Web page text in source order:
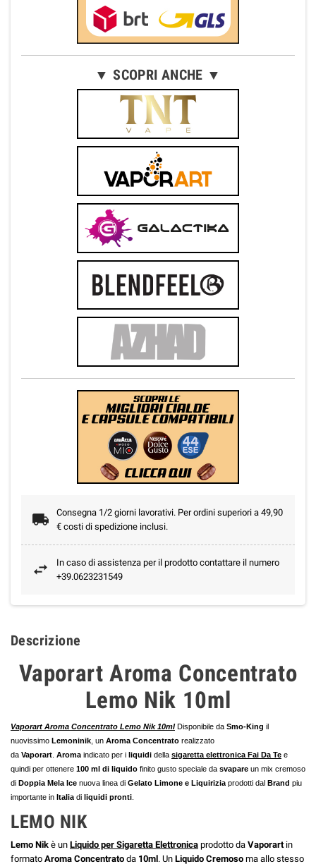
▼ SCOPRI ANCHE ▼
Consegna 1/2 giorni lavorativi. Per ordini superiori a 49,90
€ costi di spedizione inclusi.
In caso di assistenza per il prodotto contattare il numero
+39.0623231549
Descrizione
Vaporart Aroma Concentrato
Lemo Nik 10ml
Vaporart Aroma Concentrato Lemo Nik 10mlDisponibile da Smo-King il
nuovissimo Lemoninik , un Aroma Concentrato realizzato
da Vaporart Aroma indicato per i liquidi della sigaretta elettronica Fai Da Te e
quindi per ottenere 100 ml di liquido finito gusto speciale da svapare un mix cremoso
di Doppia Mela Ice nuova linea di Gelato Limone e Liquirizia prodotti dal Brand piu
importante in Italia di liquidi pronti
LEMO NIK
Lemo Nik è un Liquido per Sigaretta Elettronica prodotto da Vaporart in
formato Aroma Concentrato da 10ml. Un Liquido Cremoso ma allo stesso